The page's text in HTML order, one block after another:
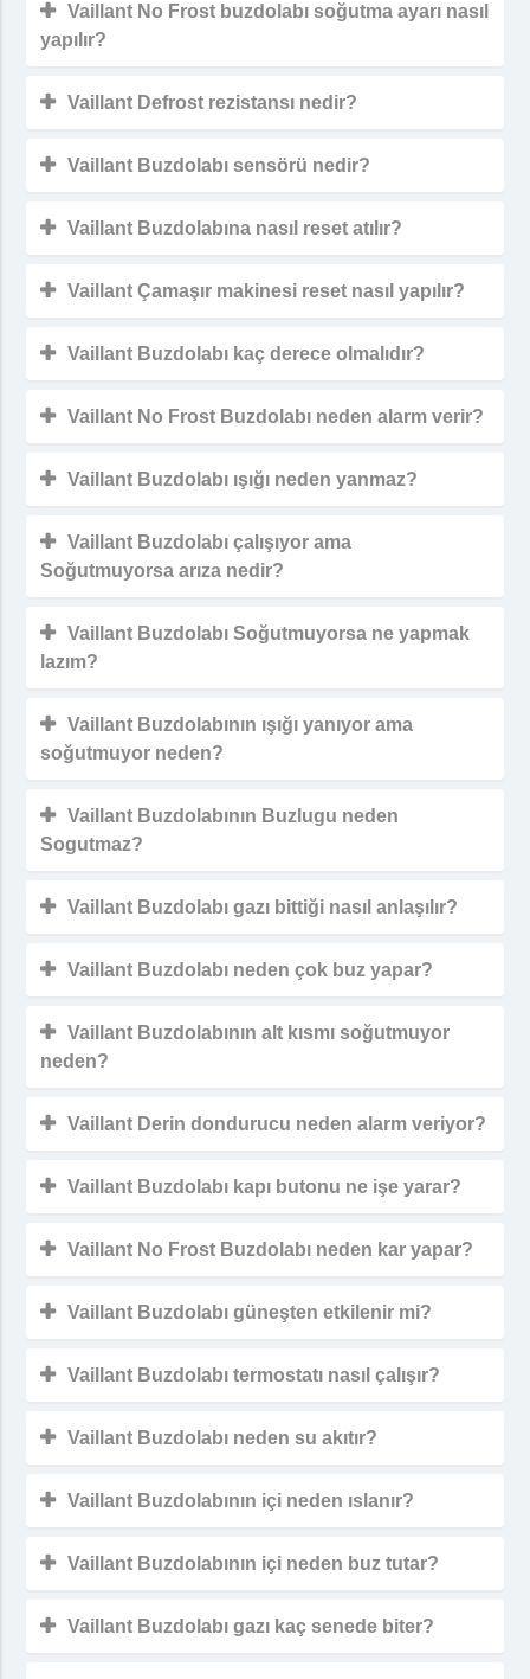
Vaillant No Frost buzdolabı soğutma ayarı nasıl
yapılır?
Vaillant Defrost rezistansı nedir?
Vaillant Buzdolabı sensörü nedir?
Vaillant Buzdolabına nasıl reset atılır?
Vaillant Çamaşır makinesi reset nasıl yapılır?
Vaillant Buzdolabı kaç derece olmalıdır?
Vaillant No Frost Buzdolabı neden alarm verir?
Vaillant Buzdolabı ışığı neden yanmaz?
Vaillant Buzdolabı çalışıyor ama
Soğutmuyorsa arıza nedir?
Vaillant Buzdolabı Soğutmuyorsa ne yapmak
lazım?
Vaillant Buzdolabının ışığı yanıyor ama
soğutmuyor neden?
Vaillant Buzdolabının Buzlugu neden
Sogutmaz?
Vaillant Buzdolabı gazı bittiği nasıl anlaşılır?
Vaillant Buzdolabı neden çok buz yapar?
Vaillant Buzdolabının alt kısmı soğutmuyor
neden?
Vaillant Derin dondurucu neden alarm veriyor?
Vaillant Buzdolabı kapı butonu ne işe yarar?
Vaillant No Frost Buzdolabı neden kar yapar?
Vaillant Buzdolabı güneşten etkilenir mi?
Vaillant Buzdolabı termostatı nasıl çalışır?
Vaillant Buzdolabı neden su akıtır?
Vaillant Buzdolabının içi neden ıslanır?
Vaillant Buzdolabının içi neden buz tutar?
Vaillant Buzdolabı gazı kaç senede biter?